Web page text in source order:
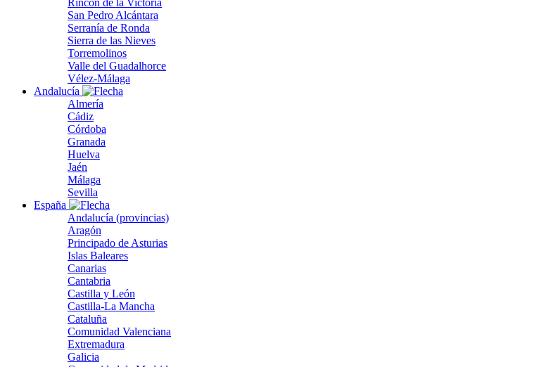
Rincón de la Victoria
San Pedro Alcántara
Serranía de Ronda
Sierra de las Nieves
Torremolinos
Valle del Guadalhorce
Vélez-Málaga
Andalucía
Almería
Cádiz
Córdoba
Granada
Huelva
Jaén
Málaga
Sevilla
España
Andalucía (provincias)
Aragón
Principado de Asturias
Islas Baleares
Canarias
Cantabria
Castilla y León
Castilla-La Mancha
Cataluña
Comunidad Valenciana
Extremadura
Galicia